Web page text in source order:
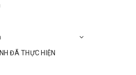
ĐÃ THỰC HIỆN